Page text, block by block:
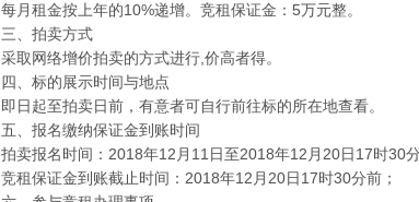
每月租金按上年的10%递增。竞租保证金：5万元整。
三、拍卖方式
采取网络增价拍卖的方式进行,价高者得。
四、标的展示时间与地点
即日起至拍卖日前，有意者可自行前往标的所在地查看。
五、报名缴纳保证金到账时间
拍卖报名时间：2018年12月11日至2018年12月20日17时30分
竞租保证金到账截止时间：2018年12月20日17时30分前；